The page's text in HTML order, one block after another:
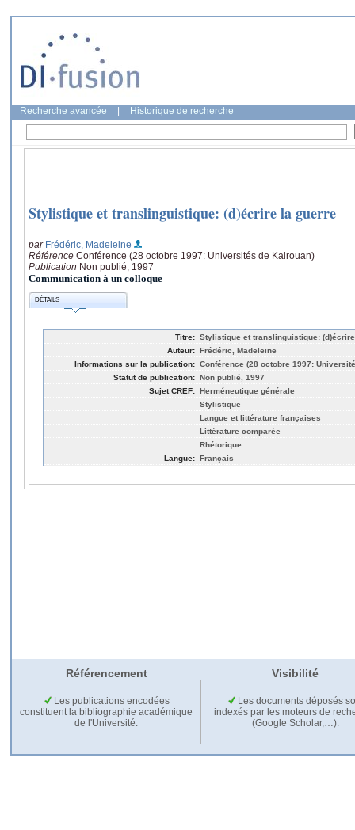
Recherche avancée Historique de recherche
Stylistique et translinguistique: (d)écrire la guerre
par Frédéric, Madeleine
Référence Conférence (28 octobre 1997: Universités de Kairouan)
Publication Non publié, 1997
Communication à un colloque
DÉTAILS
Titre: Stylistique et translinguistique:
Auteur: Frédéric, Madeleine
Informations sur la publication: Conférence (28 octobre 1997:
Statut de publication: Non publié, 1997
Sujet CREF: Herméneutique générale
Stylistique
Langue et littérature françaises
Littérature comparée
Rhétorique
Langue: Français
Référencement Visibilité
Les publications encodées
constituent la bibliographie académique
de l'Université.
Les documents déposés
indexés par les moteurs de
(Google Scholar,…).